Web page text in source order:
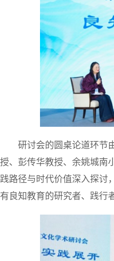
研讨会的圆桌论道环节
授、彭传华教授、余姚城南
践路径与时代价值深入探讨
有良知教育的研究者、践行